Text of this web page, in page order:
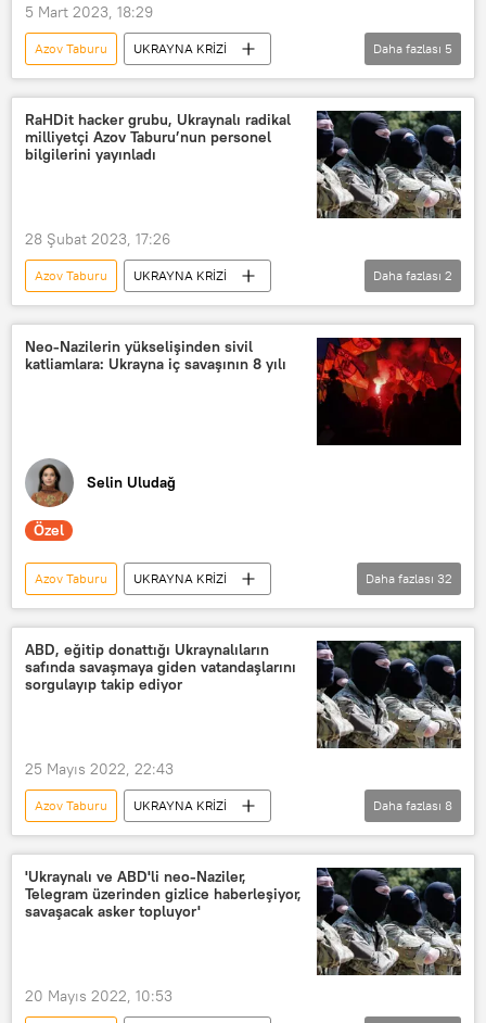
Moskova
Ankara
5 Mart 2023, 18:29
Azov Taburu
UKRAYNA KRİZİ
Zaporojye
Ukrayna ordusu
Rusya ordusu
Rusya Savunma Bakanlığı
Daha fazlası 5
RaHDit hacker grubu, Ukraynalı radikal
milliyetçi Azov Taburu’nun personel
bilgilerini yayınladı
28 Şubat 2023, 17:26
Azov Taburu
UKRAYNA KRİZİ
Rusya
Ukrayna Hacker
Daha fazlası 2
Neo-Nazilerin yükselişinden sivil
katliamlara: Ukrayna iç savaşının 8 yılı
Selin Uludağ
Özel
Azov Taburu
UKRAYNA KRİZİ
Andrey Melnik
Ukrayna
Rusya
Vladimir Zelenskiy
Petro Poroşenko
Vladimir Putin
Donetsk Halk Cumhuriyeti
Lugansk Halk Cumhuriyeti
Vasiliy Levkoviç
Ulas Samçuk
Neo-Nazi
Naсhtigall Taburu
Adolf Hitler
Denis Puşilin
SS Galiçya Tümeni
Daha fazlası 32
ABD, eğitip donattığı Ukraynalıların
safında savaşmaya giden vatandaşlarını
sorgulayıp takip ediyor
25 Mayıs 2022, 22:43
Azov Taburu
UKRAYNA KRİZİ
Politico
ABD
Ukrayna
Kiev
Rusya
aşırı sağcı
Irkçı
neo-Nazi
Daha fazlası 8
'Ukraynalı ve ABD'li neo-Naziler,
Telegram üzerinden gizlice haberleşiyor,
savaşacak asker topluyor'
20 Mayıs 2022, 10:53